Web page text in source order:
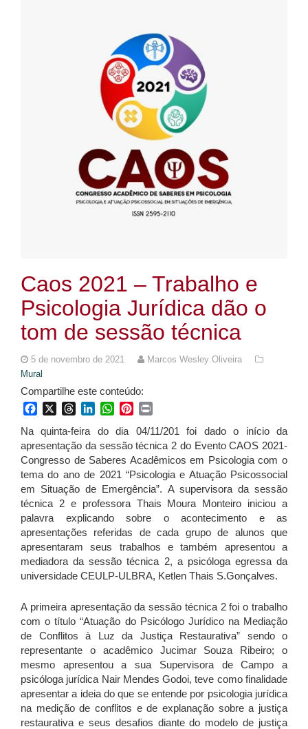
Caos 2021 – Trabalho e
Psicologia Jurídica dão o
tom de sessão técnica
5 de novembro de 2021
Marcos Wesley Oliveira
Mural
Compartilhe este conteúdo:
FacebookThreadsLinkedInWhatsApp
Pinterest
Na quinta-feira do dia 04/11/201 foi dado o início da
apresentação da sessão técnica 2 do Evento CAOS 2021-
Congresso de Saberes Acadêmicos em Psicologia com o
tema do ano de 2021 “Psicologia e Atuação Psicossocial
em Situação de Emergência”. A supervisora da sessão
técnica 2 e professora Thais Moura Monteiro iniciou a
palavra explicando sobre o acontecimento e as
apresentações referidas de cada grupo de alunos que
apresentaram seus trabalhos e também apresentou a
mediadora da sessão técnica 2, a psicóloga egressa da
universidade CEULP-ULBRA, Ketlen Thais S.Gonçalves.
A primeira apresentação da sessão técnica 2 foi o trabalho
com o título “Atuação do Psicólogo Jurídico na Mediação
de Conflitos à Luz da Justiça Restaurativa” sendo o
representante o acadêmico Jucimar Souza Ribeiro; o
mesmo apresentou a sua Supervisora de Campo a
psicóloga jurídica Nair Mendes Godoi, teve como finalidade
apresentar a ideia do que se entende por psicologia jurídica
na medição de conflitos e de explanação sobre a justiça
restaurativa e seus desafios diante do modelo de justiça